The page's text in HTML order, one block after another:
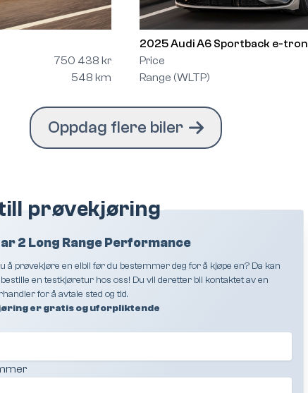
750 438 kr
548 km
2025 Audi A6 Sportback e-tron
Price
Range (WLTP)
Oppdag flere biler
prøvekjøring
2 Long Range Performance
å prøvekjøre en elbil før du bestemmer deg for å kjøpe en? Da kan
en testkjøretur hos oss! Du vil deretter bli kontaktet av en
for å avtale sted og tid.
er gratis og uforpliktende